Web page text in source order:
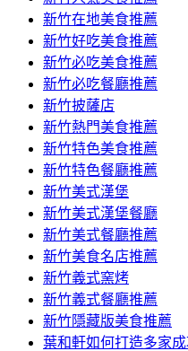
新竹在地美食推薦
新竹好吃美食推薦
新竹必吃美食推薦
新竹必吃餐廳推薦
新竹披薩店
新竹熱門美食推薦
新竹特色美食推薦
新竹特色餐廳推薦
新竹美式漢堡
新竹美式漢堡餐廳
新竹美式餐廳推薦
新竹美食名店推薦
新竹義式窯烤
新竹義式餐廳推薦
新竹隱藏版美食推薦
葉和軒如何打造多家